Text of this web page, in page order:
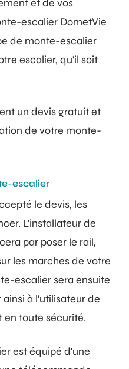
et de vos
escalier DometVie
de monte-escalier
escalier, qu'il soit
un devis gratuit et
de votre monte-
escalier
le devis, les
L'installateur de
par poser le rail,
les marches de votre
escalier sera ensuite
à l'utilisateur de
toute sécurité.
est équipé d'une